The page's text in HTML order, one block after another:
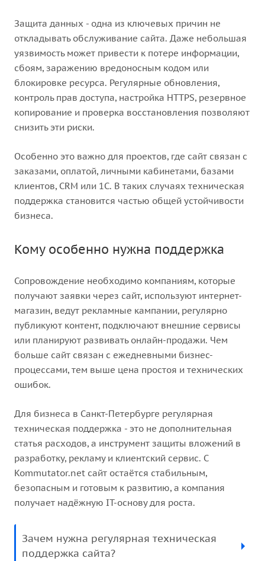
Защита данных - одна из ключевых причин не
откладывать обслуживание сайта. Даже небольшая
уязвимость может привести к потере информации,
сбоям, заражению вредоносным кодом или
блокировке ресурса. Регулярные обновления,
контроль прав доступа, настройка HTTPS, резервное
копирование и проверка восстановления позволяют
снизить эти риски.
Особенно это важно для проектов, где сайт связан с
заказами, оплатой, личными кабинетами, базами
клиентов, CRM или 1С. В таких случаях техническая
поддержка становится частью общей устойчивости
бизнеса.
Кому особенно нужна поддержка
Сопровождение необходимо компаниям, которые
получают заявки через сайт, используют интернет-
магазин, ведут рекламные кампании, регулярно
публикуют контент, подключают внешние сервисы
или планируют развивать онлайн-продажи. Чем
больше сайт связан с ежедневными бизнес-
процессами, тем выше цена простоя и технических
ошибок.
Для бизнеса в Санкт-Петербурге регулярная
техническая поддержка - это не дополнительная
статья расходов, а инструмент защиты вложений в
разработку, рекламу и клиентский сервис. С
Kommutator.net сайт остаётся стабильным,
безопасным и готовым к развитию, а компания
получает надёжную IT-основу для роста.
Зачем нужна регулярная техническая
поддержка сайта?